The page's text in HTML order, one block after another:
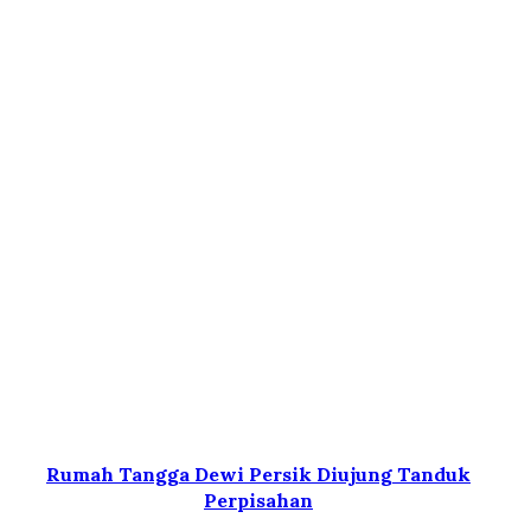
Rumah Tangga Dewi Persik Diujung Tanduk
Perpisahan